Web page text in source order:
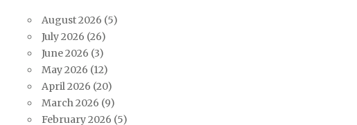
August 2026 (5)
July 2026 (26)
June 2026 (3)
May 2026 (12)
April 2026 (20)
March 2026 (9)
February 2026 (5)